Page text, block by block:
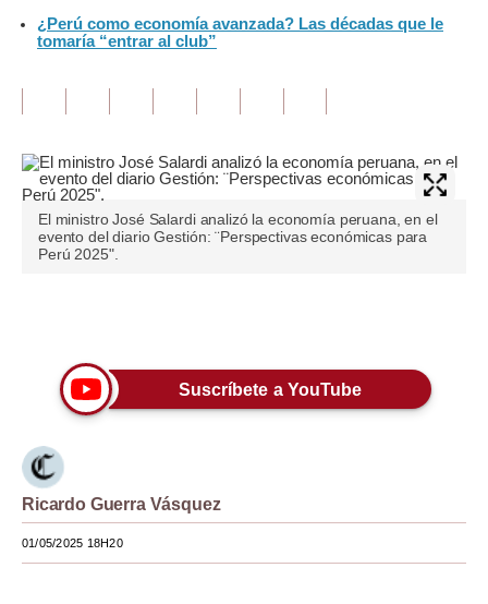
Pregunta de hoy
Lujo
Moda
EEUU
España
Internacional
¿Perú como economía avanzada? Las décadas que le
tomaría “entrar al club”
El ministro José Salardi analizó la economía peruana, en el
evento del diario Gestión: ¨Perspectivas económicas para
Perú 2025".
Suscríbete a YouTube
Ricardo Guerra Vásquez
01/05/2025 18H20